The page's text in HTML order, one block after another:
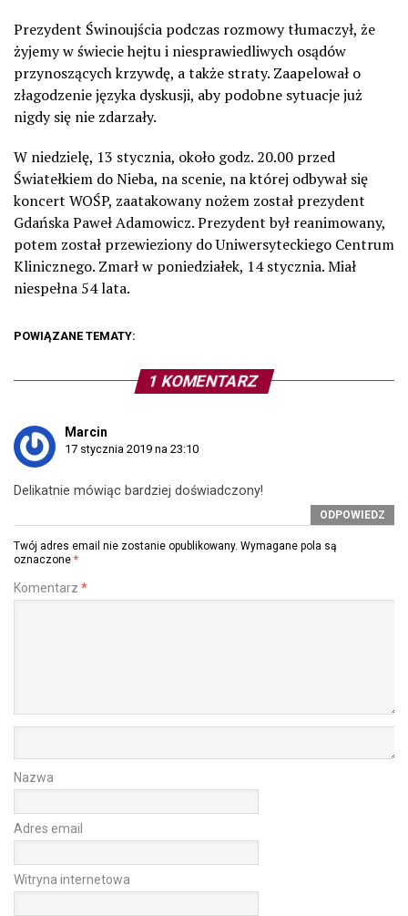
Prezydent Świnoujścia podczas rozmowy tłumaczył, że
żyjemy w świecie hejtu i niesprawiedliwych osądów
przynoszących krzywdę, a także straty. Zaapelował o
złagodzenie języka dyskusji, aby podobne sytuacje już
nigdy się nie zdarzały.
W niedzielę, 13 stycznia, około godz. 20.00 przed
Światełkiem do Nieba, na scenie, na której odbywał się
koncert WOŚP, zaatakowany nożem został prezydent
Gdańska Paweł Adamowicz. Prezydent był reanimowany,
potem został przewieziony do Uniwersyteckiego Centrum
Klinicznego. Zmarł w poniedziałek, 14 stycznia. Miał
niespełna 54 lata.
POWIĄZANE TEMATY:
1 KOMENTARZ
Marcin
17 stycznia 2019 na 23:10
Delikatnie mówiąc bardziej doświadczony!
ODPOWIEDZ
Twój adres email nie zostanie opublikowany. Wymagane pola są
oznaczone *
Komentarz *
Nazwa
Adres email
Witryna internetowa